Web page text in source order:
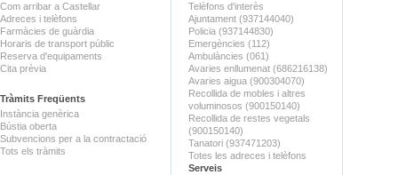
Com arribar a Castellar
Adreces i telèfons
Farmàcies de guàrdia
Horaris de transport públic
Reserva d'equipaments
Cita prèvia
Tràmits Freqüents
Instància genèrica
Bústia oberta
Subvencions per a la contractació
Tots els tràmits
Telèfons d'interès
Ajuntament (937144040)
Policia (937144830)
Emergències (112)
Ambulàncies (061)
Avaries enllumenat (686216138)
Avaries aigua (900304070)
Recollida de mobles i altres
voluminosos (900150140)
Recollida de restes vegetals
(900150140)
Tanatori (937471203)
Totes les adreces i telèfons
Serveis